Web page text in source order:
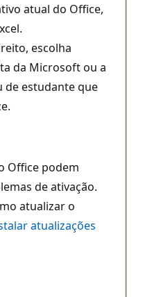
atual do Office,
escolha
da Microsoft ou a
de estudante que
Office podem
de ativação.
atualizar o
atualizações